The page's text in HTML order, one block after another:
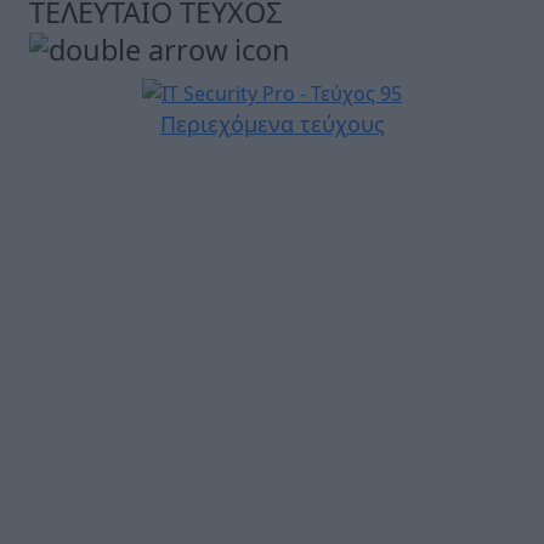
ΤΕΛΕΥΤΑΙΟ ΤΕΥΧΟΣ
Περιεχόμενα τεύχους